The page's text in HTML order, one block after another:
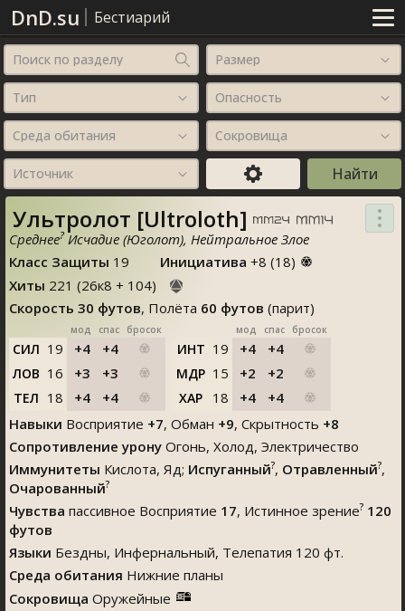
DnD.su Бестиарий
Поиск по разделу Размер
Тип Опасность
Среда обитания Сокровища
Источник
Ультролот [Ultroloth]
Среднее?Исчадие (Юголот), Нейтральное Злое
Класс Защиты 19 Инициатива +8 (18)
Хиты 221 (26к8 + 104)
Скорость 30 футов, Полёта 60 футов (парит)
мод спас бросок
СИЛ 19 +4 +4
ЛОВ 16 +3 +3
ТЕЛ 18 +4 +4
мод спас бросок
ИНТ 19 +4 +4
МДР 15 +2 +2
ХАР 18 +4
+4
Навыки Восприятие +7, Обман +9, Скрытность +8
Сопротивление урону Огонь, Холод, Электричество
Иммунитеты Кислота, Яд; Испуганный?, Отравленный?,
Очарованный?
Чувства пассивное Восприятие 17, Истинное зрение? 120
футов
Языки Бездны, Инфернальный, Телепатия 120 фт.
Среда обитания Нижние планы
Сокровища Оружейные